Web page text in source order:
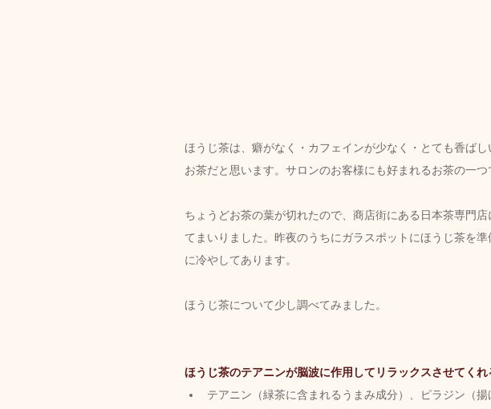
ほうじ茶は、癖がなく・カフェインが少なく・とても香ば
お茶だと思います。サロンのお客様にも好まれるお茶の一つ
ちょうどお茶の葉が切れたので、商店街にある日本茶専門
てまいりました。昨夜のうちにガラスポットにほうじ茶を
に冷やしてあります。
ほうじ茶について少し調べてみました。
ほうじ茶のテアニンが脳波に作用してリラックスさせてくれ
テアニン（緑茶に含まれるうまみ成分）、ピラジン（